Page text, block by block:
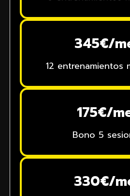
345€/
12 entrenamientos
175€/
Bono 5
330€/